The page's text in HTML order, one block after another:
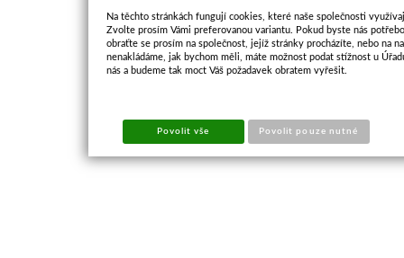
Na těchto stránkách fungují cookies, které naše společnosti
Zvolte prosím Vámi preferovanou variantu. Pokud byste nás
obraťte se prosím na společnost, jejíž stránky procházíte, nebo na
nenakládáme, jak bychom měli, máte možnost podat stížnost u
nás a budeme tak moct Váš požadavek obratem vyřešit.
Povolit vše Povolit pouze nutné